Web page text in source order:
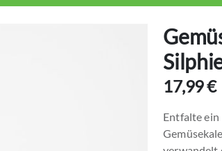
17,99 €
Entfalte ein